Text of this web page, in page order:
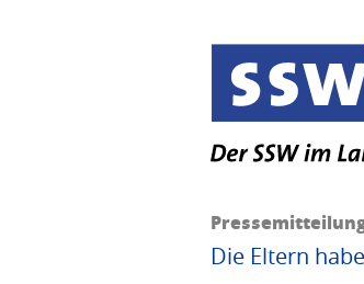
Pressemitteilung
Die Eltern